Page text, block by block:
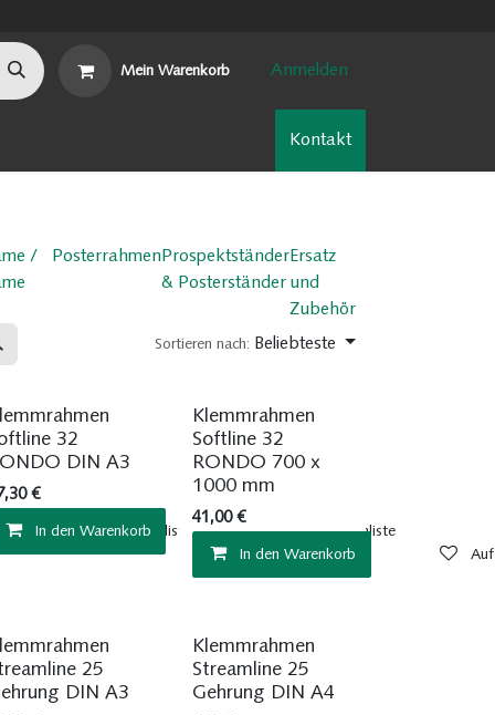
Mein Warenkorb Anmelden
Kontakt
/
PosterrahmenProspektständer
& Posterständer
Ersatz
und
Zubehör
Sortieren nach: Beliebteste
Auf die Wunschliste
Sofort ab Lager
32
DIN A3
€
In den Warenkorb Auf die Wunschliste
Sofort ab Lager
Klemmrahmen
Softline 32
RONDO 700 x
1000 mm
41,00€
In den Warenkorb
Sofort ab Lager
25
DIN A3
Sofort ab Lager
Klemmrahmen
Streamline 25
Gehrung DIN A4